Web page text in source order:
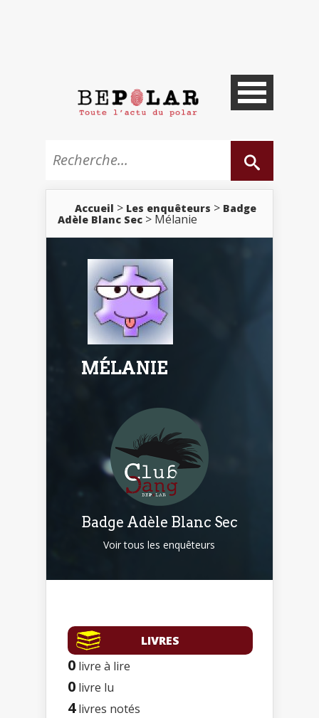
Accueil > Les enquêteurs > Badge
Adèle Blanc Sec > Mélanie
MÉLANIE
Badge Adèle Blanc Sec
Voir tous les enquêteurs
LIVRES
0 livre à lire
0 livre lu
4livres notés